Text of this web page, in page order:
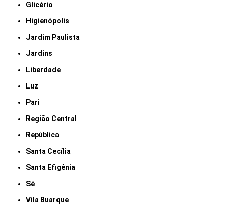
Glicério
Higienópolis
Jardim Paulista
Jardins
Liberdade
Luz
Pari
Região Central
República
Santa Cecília
Santa Efigênia
Sé
Vila Buarque